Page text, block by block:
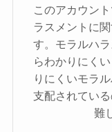
このアカウン
ラスメントに
す。モラルハ
らわかりにく
りにくいモラ
支配されてい
難